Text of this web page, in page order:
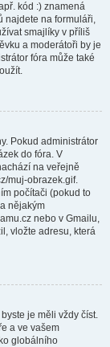
kód :) znamená
najdete na formuláři,
smajlíky v příliš
a moderátoři by je
fóra může také
Pokud administrátor
do fóra. V
na veřejně
muj-obrazek.gif.
počítači (pokud to
nějakým
nebo v Gmailu,
vložte adresu, která
je měli vždy číst.
a ve vašem
globálního